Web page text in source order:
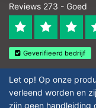
Reviews 273 - Goed
Geverifieerd bedrijf
Let op! Op onze
verleend worden en
zijn geen handleiding